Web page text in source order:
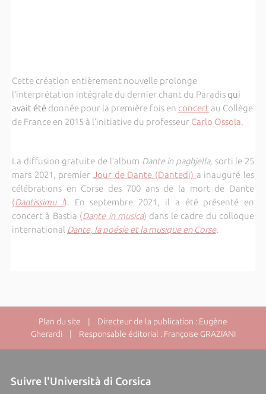
Cette création entièrement nouvelle prolonge
l’interprétation intégrale du dernier chant du Paradis qui
avait été donnée pour la première fois en concert au Collège
de France en 2015 à l’initiative du professeur Carlo Ossola.
La diffusion gratuite de l’album Dante in paghjella, sorti le 25
mars 2021, premier Jour de Dante (Dantedi) a inauguré les
célébrations en Corse des 700 ans de la mort de Dante
(Dantissimu !). En septembre 2021, il a été présenté en
concert à Bastia (Dante in musica) dans le cadre du colloque
international Dante, la poésie et la musique en Corse.
Plan du site | Directeur de la publication : Eugène
Gherardi | Responsable éditorial : Françoise GRAZIANI
Suivre l'Università di Corsica